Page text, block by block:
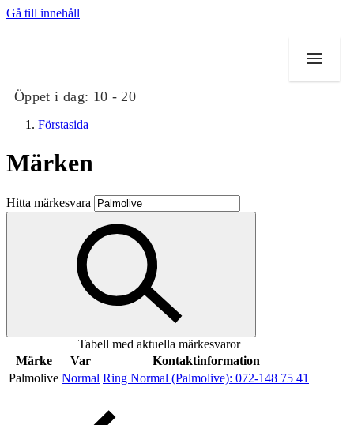
Gå till innehåll
Öppet i dag: 10 - 20
Butiker
Mat och dryck
Evenemang
Erbjudanden
Inspiration
Förstasida
Märken
Hitta märkesvara
Tabell med aktuella märkesvaror
Märke
Var
Kontaktinformation
Palmolive Normal Ring Normal (Palmolive): 072-148 75 41